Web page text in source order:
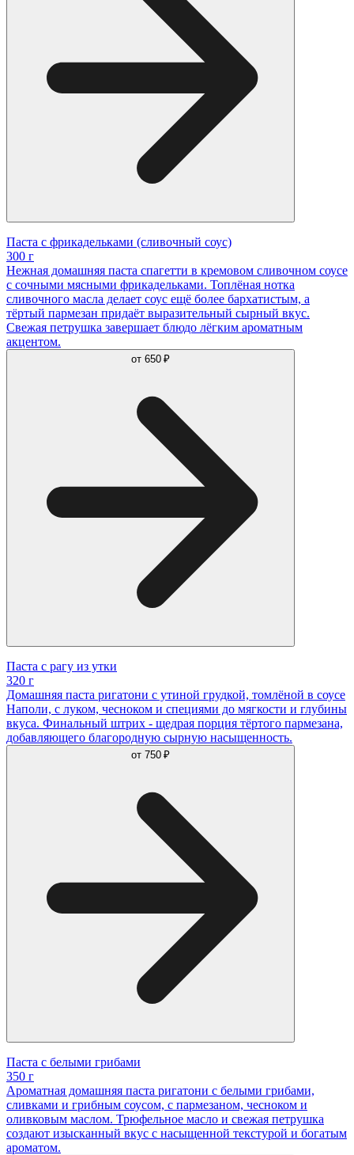
Паста с фрикадельками (сливочный соус)
300 г
Нежная домашняя паста спагетти в кремовом сливочном соусе
с сочными мясными фрикадельками. Топлёная нотка
сливочного масла делает соус ещё более бархатистым, а
тёртый пармезан придаёт выразительный сырный вкус.
Свежая петрушка завершает блюдо лёгким ароматным
акцентом.
от 650 ₽
Паста с рагу из утки
320 г
Домашняя паста ригатони с утиной грудкой, томлёной в соусе
Наполи, с луком, чесноком и специями до мягкости и глубины
вкуса. Финальный штрих - щедрая порция тёртого пармезана,
добавляющего благородную сырную насыщенность.
от 750 ₽
Паста с белыми грибами
350 г
Ароматная домашняя паста ригатони с белыми грибами,
сливками и грибным соусом, с пармезаном, чесноком и
оливковым маслом. Трюфельное масло и свежая петрушка
создают изысканный вкус с насыщенной текстурой и богатым
ароматом.